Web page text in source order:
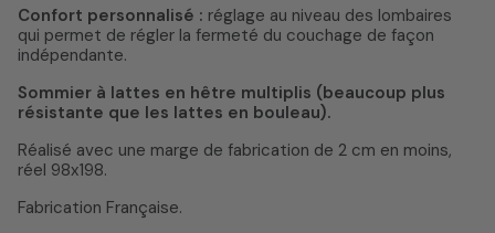
Confort personnalisé : réglage au niveau des lombaires
qui permet de régler la fermeté du couchage de façon
indépendante.
Sommier à lattes en hêtre multiplis (beaucoup plus
résistante que les lattes en bouleau).
Réalisé avec une marge de fabrication de 2 cm en moins,
réel 98x198.
Fabrication Française.